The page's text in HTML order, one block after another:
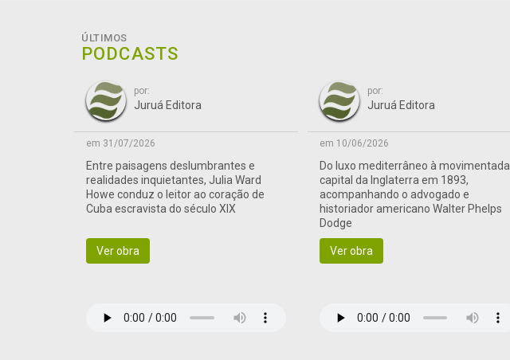
ÚLTIMOS
PODCASTS
por:
Juruá Editora
em 31/07/2026
Entre paisagens deslumbrantes e
realidades inquietantes, Julia Ward
Howe conduz o leitor ao coração de
Cuba escravista do século XIX
Ver obra
por:
Juruá Editora
em 10/06/2026
Do luxo mediterrâneo à movimentada
capital da Inglaterra em 1893,
acompanhando o advogado e
historiador americano Walter Phelps
Dodge
Ver obra